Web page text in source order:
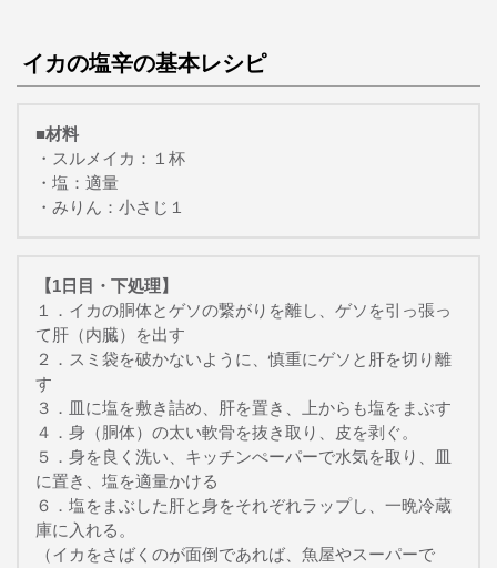
イカの塩辛の基本レシピ
■材料
・スルメイカ：１杯
・塩：適量
・みりん：小さじ１
【1日目・下処理】
１．イカの胴体とゲソの繋がりを離し、ゲソを引っ張っ
て肝（内臓）を出す
２．スミ袋を破かないように、慎重にゲソと肝を切り離
す
３．皿に塩を敷き詰め、肝を置き、上からも塩をまぶす
４．身（胴体）の太い軟骨を抜き取り、皮を剥ぐ。
５．身を良く洗い、キッチンぺーパーで水気を取り、皿
に置き、塩を適量かける
６．塩をまぶした肝と身をそれぞれラップし、一晩冷蔵
庫に入れる。
（イカをさばくのが面倒であれば、魚屋やスーパーで